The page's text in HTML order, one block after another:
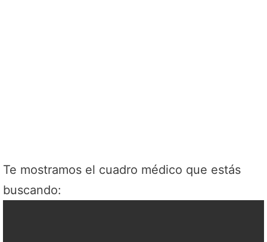
Te mostramos el cuadro médico que estás
buscando: